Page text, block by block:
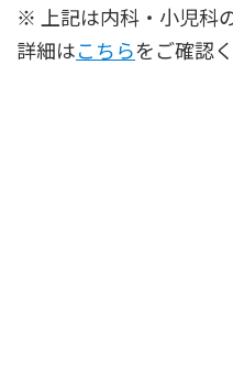
※ 上記は内科・小児科
詳細はこちらをご確認